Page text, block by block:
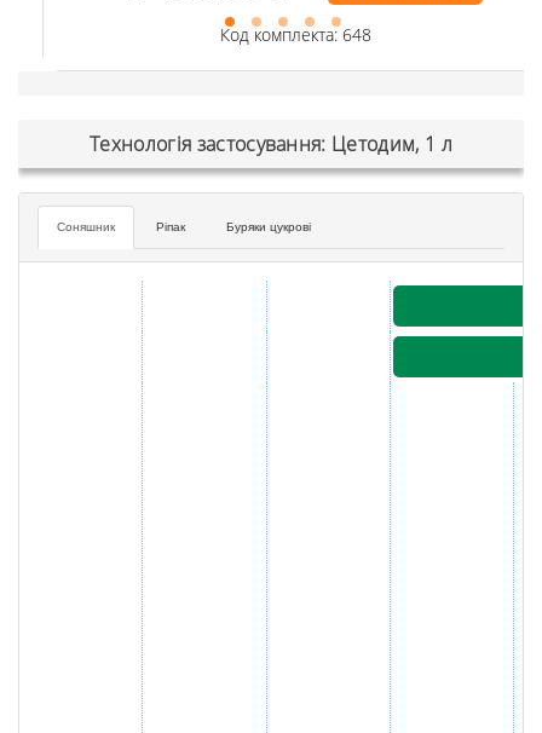
Код комплекта: 648
Технологія застосування: Цетодим, 1 л
Соняшник Ріпак Буряки цукрові